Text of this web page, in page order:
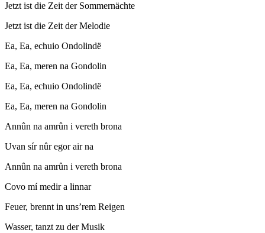
Jetzt ist die Zeit der Sommernächte
Jetzt ist die Zeit der Melodie
Ea, Ea, echuio Ondolindë
Ea, Ea, meren na Gondolin
Ea, Ea, echuio Ondolindë
Ea, Ea, meren na Gondolin
Annûn na amrûn i vereth brona
Uvan sír nûr egor air na
Annûn na amrûn i vereth brona
Covo mí medir a linnar
Feuer, brennt in uns’rem Reigen
Wasser, tanzt zu der Musik